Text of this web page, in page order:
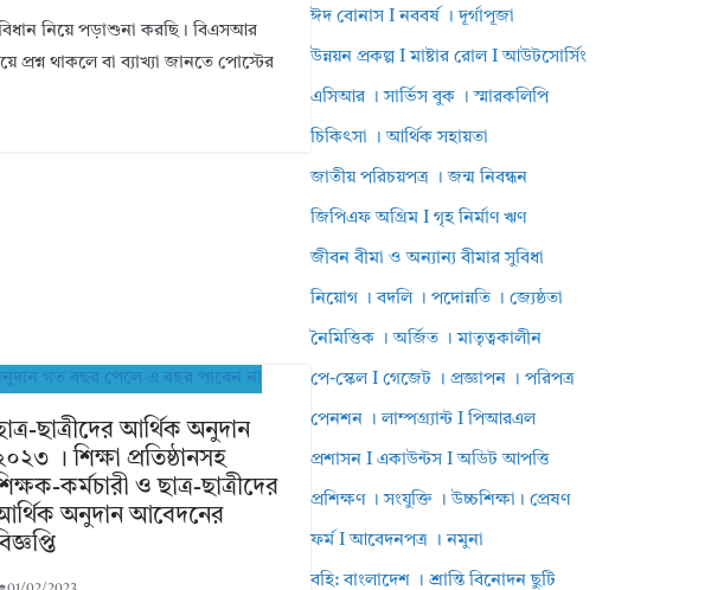
নিয়ে পড়াশুনা করছি। বিএসআর
থাকলে বা ব্যাখ্যা জানতে পোস্টের
ছাত্রীদের আর্থিক অনুদান
। শিক্ষা প্রতিষ্ঠানসহ
কর্মচারী ও ছাত্র-ছাত্রীদের
অনুদান আবেদনের
ঈদ বোনাস I নববর্ষ । দূর্গাপূজা
উন্নয়ন প্রকল্প I মাষ্টার রোল I আউটসোর্সিং
এসিআর । সার্ভিস বুক । স্মারকলিপি
চিকিৎসা । আর্থিক সহায়তা
জাতীয় পরিচয়পত্র । জন্ম নিবন্ধন
জিপিএফ অগ্রিম I গৃহ নির্মাণ ঋণ
জীবন বীমা ও অন্যান্য বীমার সুবিধা
নিয়োগ । বদলি । পদোন্নতি । জ্যেষ্ঠতা
নৈমিত্তিক । অর্জিত । মাতৃত্বকালীন
পে-স্কেল I গেজেট । প্রজ্ঞাপন । পরিপত্র
পেনশন । লাম্পগ্র্যান্ট I পিআরএল
প্রশাসন I একাউন্টস I অডিট আপত্তি
প্রশিক্ষণ । সংযুক্তি । উচ্চশিক্ষা। প্রেষণ
ফর্ম I আবেদনপত্র । নমুনা
বহি: বাংলাদেশ । শ্রান্তি বিনোদন ছুটি